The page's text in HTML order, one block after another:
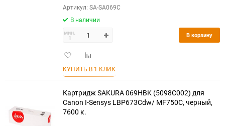
Артикул: SA-SA069C
В наличии
мин.
1
Добавить
избранное
Добавить
сравнению
В корзину
КУПИТЬ В 1 КЛИК
Картридж SAKURA 069HBK (5098C002) для
Сanon I-Sensys LBP673Cdw/ MF750C, черный,
7600 к.